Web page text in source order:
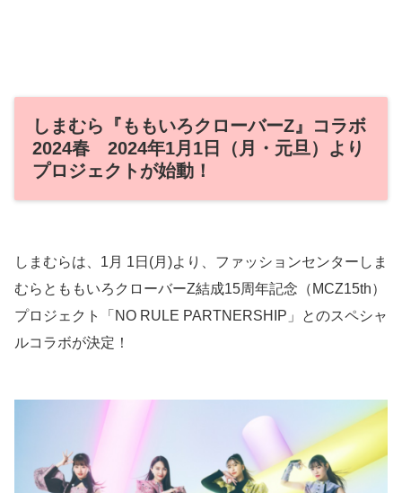
しまむら『ももいろクローバーZ』コラボ
2024春 2024年1月1日（月・元旦）より
プロジェクトが始動！
しまむらは、1月 1日(月)より、ファッションセンターしま
むらとももいろクローバーZ結成15周年記念（MCZ15th）
プロジェクト「NO RULE PARTNERSHIP」とのスペシャ
ルコラボが決定！